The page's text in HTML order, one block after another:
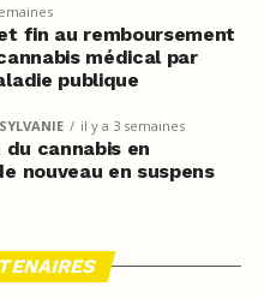
fin au remboursement
médical par
publique
il y a 3 semaines
cannabis en
nouveau en suspens